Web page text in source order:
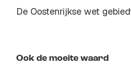
De Oostenrijkse wet
Ook de moeite waard